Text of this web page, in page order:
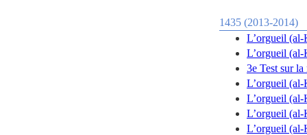
1435 (2013-2014)
L’orgueil
L’orgueil
3e Test sur
L’orgueil
L’orgueil
L’orgueil
L’orgueil